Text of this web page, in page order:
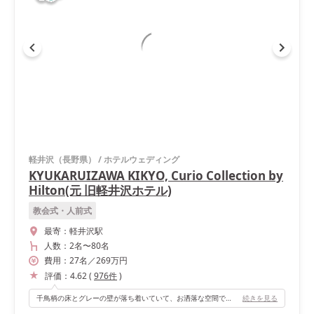
軽井沢（長野県） /ホテルウェディング
KYUKARUIZAWA KIKYO, Curio Collection by
Hilton(元 旧軽井沢ホテル)
教会式・人前式
最寄： 軽井沢駅
人数： 2名〜80名
費用： 27名 ／269万円
評価： 4.62( 976件)
千鳥柄の床とグレーの壁が落ち着いていて、お洒落な空間でした。高砂が高くないところも、少人数の場合は、出席者と目線を合わせて肩肘張らない会が出来て良かったと思います。また、ウェルカムスペースが備え付けで可愛い空間でした。 続きを見る